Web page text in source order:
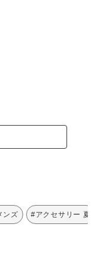
ンズ #アクセサリー 夏